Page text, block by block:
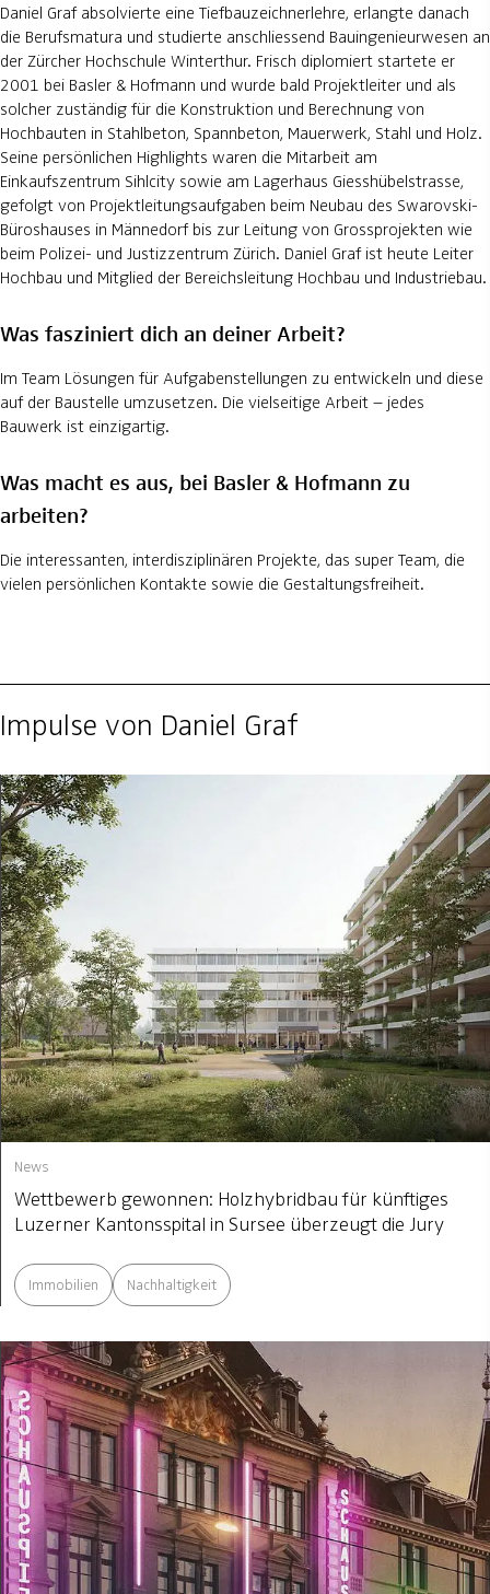
Daniel Graf absolvierte eine Tiefbauzeichnerlehre, erlangte danach
die Berufsmatura und studierte anschliessend Bauingenieurwesen an
der Zürcher Hochschule Winterthur. Frisch diplomiert startete er
2001 bei Basler & Hofmann und wurde bald Projektleiter und als
solcher zuständig für die Konstruktion und Berechnung von
Hochbauten in Stahlbeton, Spannbeton, Mauerwerk, Stahl und Holz.
Seine persönlichen Highlights waren die Mitarbeit am
Einkaufszentrum Sihlcity sowie am Lagerhaus Giesshübelstrasse,
gefolgt von Projektleitungsaufgaben beim Neubau des Swarovski-
Büroshauses in Männedorf bis zur Leitung von Grossprojekten wie
beim Polizei- und Justizzentrum Zürich. Daniel Graf ist heute Leiter
Hochbau und Mitglied der Bereichsleitung Hochbau und Industriebau.
Was fasziniert dich an deiner Arbeit?
Im Team Lösungen für Aufgabenstellungen zu entwickeln und diese
auf der Baustelle umzusetzen. Die vielseitige Arbeit – jedes
Bauwerk ist einzigartig.
Was macht es aus, bei Basler & Hofmann zu
arbeiten?
Die interessanten, interdisziplinären Projekte, das super Team, die
vielen persönlichen Kontakte sowie die Gestaltungsfreiheit.
Impulse von Daniel Graf
News
Wettbewerb gewonnen: Holzhybridbau für künftiges
Luzerner Kantonsspital in Sursee überzeugt die Jury
Immobilien Nachhaltigkeit